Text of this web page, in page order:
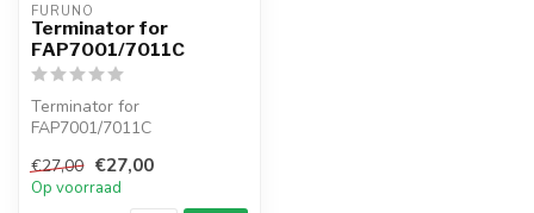
FURUNO
Terminator for
FAP7001/7011C
Terminator for
FAP7001/7011C
€27,00 €27,00
Op voorraad